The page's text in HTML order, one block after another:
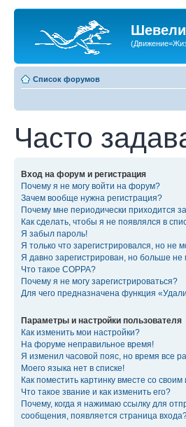
Список форумов
Часто
Вход на форум и регистрация
Почему я не могу войти на форум?
Зачем вообще нужна регистрация?
Почему мне периодически приходится
Как сделать, чтобы я не появлялся в
Я забыл пароль!
Я только что зарегистрировался, но не
Я давно зарегистрирован, но больше не
Что такое COPPA?
Почему я не могу зарегистрироваться?
Для чего предназначена функция
Параметры и настройки пользователя
Как изменить мои настройки?
На форуме неправильное время!
Я изменил часовой пояс, но время все
Моего языка нет в списке!
Как поместить картинку вместе со
Что такое звание и как изменить его?
Почему, когда я нажимаю ссылку для
сообщения, появляется страница